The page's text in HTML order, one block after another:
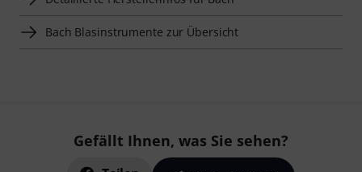
Bach Blasinstrumente zur Übersicht
Gefällt Ihnen, was Sie sehen?